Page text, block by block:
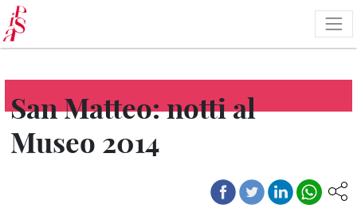
Skip
to
main
content
San Matteo: notti al
Museo 2014